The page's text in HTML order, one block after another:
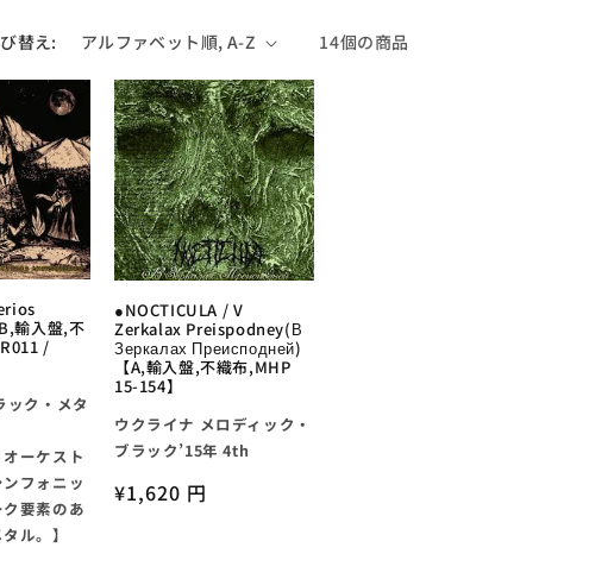
替え: 14個の商品
輸入盤,不
/
ック・メタ
オーケスト
フォニッ
要素のあ
ル。】
●NOCTICULA / V
Zerkalax Preispodney(В
Зеркалах Преисподней)
【A,輸入盤,不織布,MHP
15-154】
ウクライナ メロディック・
ブラック’15年 4th
通
¥1,620 円